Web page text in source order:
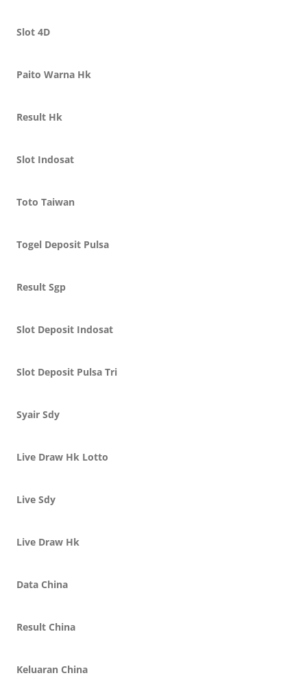
Slot 4D
Paito Warna Hk
Result Hk
Slot Indosat
Toto Taiwan
Togel Deposit Pulsa
Result Sgp
Slot Deposit Indosat
Slot Deposit Pulsa Tri
Syair Sdy
Live Draw Hk Lotto
Live Sdy
Live Draw Hk
Data China
Result China
Keluaran China